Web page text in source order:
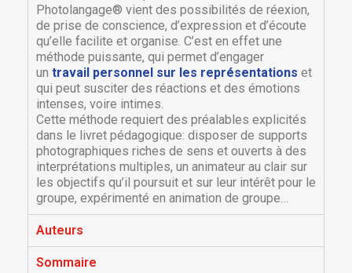
Ajouter à ma liste d'envies ×
Créer une liste d'envies ×
Connexion
à votre liste d'envies.
Photolangage® vient des possibilités de réexion,
de prise de conscience, d’expression et d’écoute
qu’elle facilite et organise. C’est en effet une
méthode puissante, qui permet d’engager
un travail personnel sur les représentations et
qui peut susciter des réactions et des émotions
intenses, voire intimes.
Cette méthode requiert des préalables explicités
dans le livret pédagogique: disposer de supports
photographiques riches de sens et ouverts à des
interprétations multiples, un animateur au clair sur
les objectifs qu’il poursuit et sur leur intérêt pour le
groupe, expérimenté en animation de groupe…
Auteurs
Sommaire